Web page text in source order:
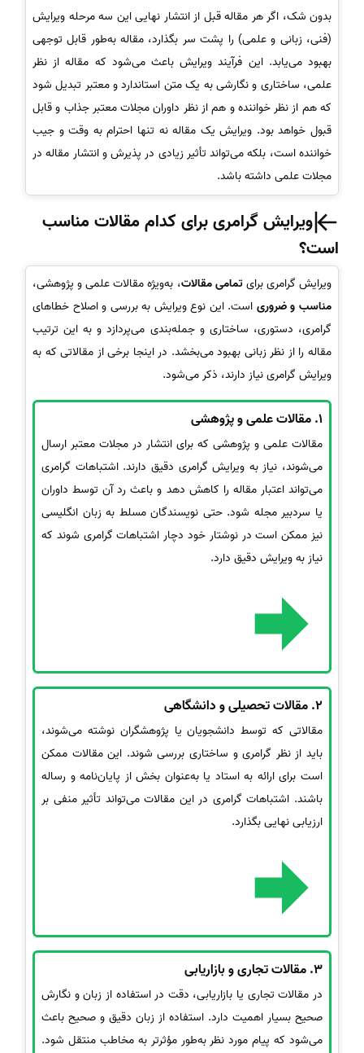
بدون شک، اگر هر مقاله قبل از انتشار نهایی این سه مرحله ویرایش
(فنی، زبانی و علمی) را پشت سر بگذارد، مقاله به‌طور قابل توجهی
بهبود می‌یابد. این فرآیند ویرایش باعث می‌شود که مقاله از نظر
علمی، ساختاری و نگارشی به یک متن استاندارد و معتبر تبدیل شود
که هم از نظر خواننده و هم از نظر داوران مجلات معتبر جذاب و قابل
قبول خواهد بود. ویرایش یک مقاله نه تنها احترام به وقت و جیب
خواننده است، بلکه می‌تواند تأثیر زیادی در پذیرش و انتشار مقاله در
مجلات علمی داشته باشد.
ویرایش گرامری برای کدام مقالات مناسب
است؟
ویرایش گرامری برایتمامی مقالات، به‌ویژه مقالات علمی و پژوهشی،
مناسب و ضروری است. این نوع ویرایش به بررسی و اصلاح خطاهای
گرامری، دستوری، ساختاری و جمله‌بندی می‌پردازد و به این ترتیب
مقاله را از نظر زبانی بهبود می‌بخشد. در اینجا برخی از مقالاتی که به
ویرایش گرامری نیاز دارند، ذکر می‌شود.
1. مقالات علمی و پژوهشی
مقالات علمی و پژوهشی که برای انتشار در مجلات معتبر ارسال
می‌شوند، نیاز به ویرایش گرامری دقیق دارند. اشتباهات گرامری
می‌تواند اعتبار مقاله را کاهش دهد و باعث رد آن توسط داوران
یا سردبیر مجله شود. حتی نویسندگان مسلط به زبان انگلیسی
نیز ممکن است در نوشتار خود دچار اشتباهات گرامری شوند که
نیاز به ویرایش دقیق دارد.
2. مقالات تحصیلی و دانشگاهی
مقالاتی که توسط دانشجویان یا پژوهشگران نوشته می‌شوند،
باید از نظر گرامری و ساختاری بررسی شوند. این مقالات ممکن
است برای ارائه به استاد یا به‌عنوان بخش از پایان‌نامه و رساله
باشند. اشتباهات گرامری در این مقالات می‌تواند تأثیر منفی بر
ارزیابی نهایی بگذارد.
3. مقالات تجاری و بازاریابی
در مقالات تجاری یا بازاریابی، دقت در استفاده از زبان و نگارش
صحیح بسیار اهمیت دارد. استفاده از زبان دقیق و صحیح باعث
می‌شود که پیام مورد نظر به‌طور مؤثرتر به مخاطب منتقل شود.